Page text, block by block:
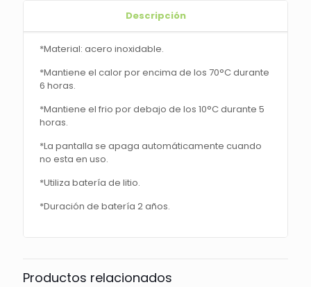
Descripción
*Material: acero inoxidable.
*Mantiene el calor por encima de los 70°C durante
6 horas.
*Mantiene el frio por debajo de los 10°C durante 5
horas.
*La pantalla se apaga automáticamente cuando
no esta en uso.
*Utiliza batería de litio.
*Duración de batería 2 años.
Productos relacionados